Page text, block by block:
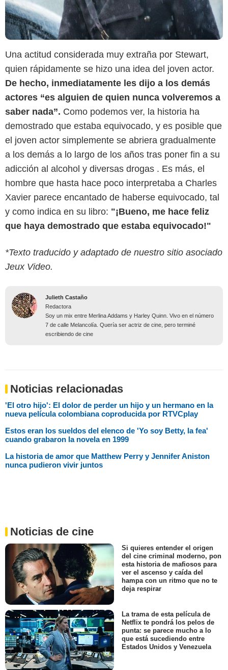
Una actitud considerada muy extraña por Stewart,
quien rápidamente se hizo una idea del joven actor.
De hecho, inmediatamente les dijo a los demás
actores “es alguien de quien nunca volveremos a
saber nada”. Como podemos ver, la historia ha
demostrado que estaba equivocado, y es posible que
el joven actor simplemente se abriera gradualmente
a los demás a lo largo de los años tras poner fin a su
adicción al alcohol y diversas drogas . Es más, el
hombre que hasta hace poco interpretaba a Charles
Xavier parece encantado de haberse equivocado, tal
y como indica en su libro: "¡Bueno, me hace feliz
que haya demostrado que estaba equivocado!"
*Texto traducido y adaptado de nuestro sitio asociado
Jeux Video.
Julieth Castaño
Redactora
Soy un mix entre Merlina Addams y Harley Quinn. Vivo en el número
7 de calle Melancolía. Quería ser actriz de cine, pero terminé
escribiendo de cine
Noticias relacionadas
'El otro hijo': El dolor de perder un hijo y un hermano en la
nueva película colombiana coproducida por RTVCplay
Estos eran los sueldos del elenco de 'Yo soy Betty, la fea'
cuando grabaron la novela en 1999
La historia de amor que Matthew Perry y Jennifer Aniston
nunca pudieron vivir juntos
Noticias de cine
Si quieres entender el origen
del cine criminal moderno, pon
esta historia de mafiosos para
ver el ascenso y caída del
hampa con un ritmo que no te
deja respirar
La trama de esta película de
Netflix te pondrá los pelos de
punta: se parece mucho a lo
que está sucediendo entre
Estados Unidos y Venezuela